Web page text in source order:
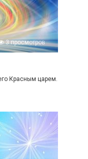
3 просмотров
Красным царем.